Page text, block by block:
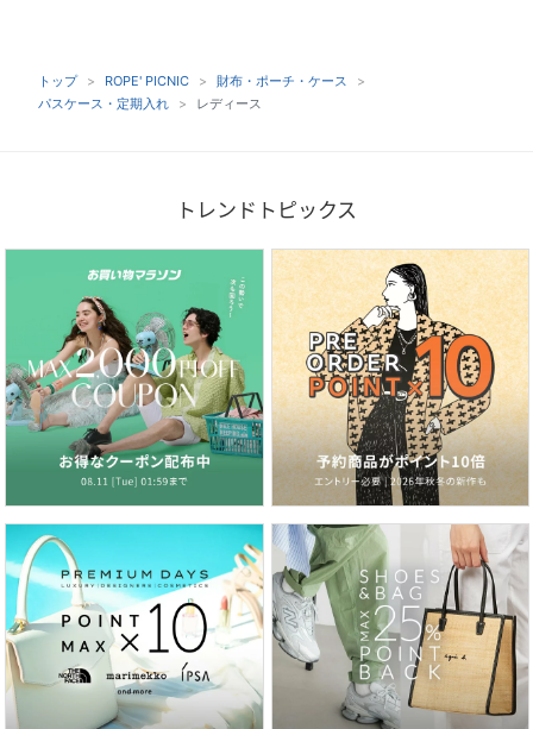
トップ ROPE' PICNIC
財布・ポーチ・ケース
パスケース・定期入れ
レディース
トレンドトピックス